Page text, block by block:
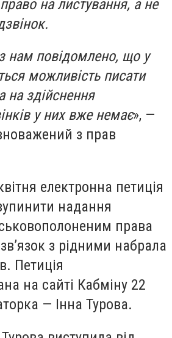
на листування, а не
нам повідомлено, що у
можливість писати
на здійснення
у них вже немає», —
з прав
електронна петиція
надання
права
з рідними набрала
Петиція
на сайті Кабміну 22
— Інна Турова.